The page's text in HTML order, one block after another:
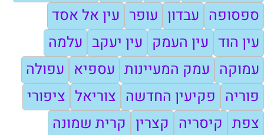
ספסופה עבדון עופר עין אל אסד
עין הוד עין העמק עין יעקב עלמה
עמוקה עמק המעיינות עספיא עפולה
פוריה פקיעין החדשה צוריאל ציפורי
צפת קיסריה קצרין קרית שמונה